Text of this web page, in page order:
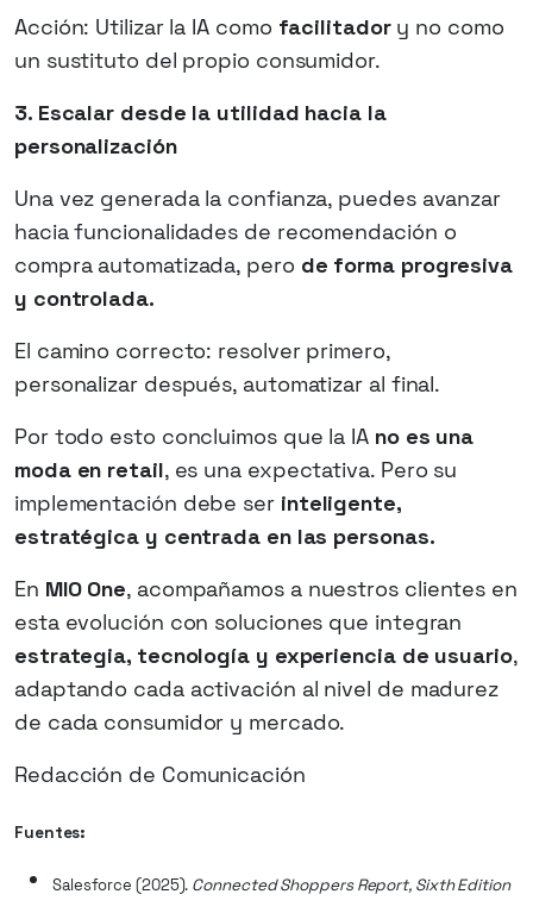
Acción: Utilizar la IA como facilitadory no como
un sustituto del propio consumidor.
3. Escalar desde la utilidad hacia la
personalización
Una vez generada la confianza, puedes avanzar
hacia funcionalidades de recomendación o
compra automatizada, pero de forma progresiva
y controlada.
El camino correcto: resolver primero,
personalizar después, automatizar al final.
Por todo esto concluimos que la IA no es una
moda en retail, es una expectativa. Pero su
implementación debe ser inteligente,
estratégica y centrada en las personas.
En MIO One, acompañamos a nuestros clientes en
esta evolución con soluciones que integran
estrategia, tecnología y experiencia de usuario,
adaptando cada activación al nivel de madurez
de cada consumidor y mercado.
Redacción de Comunicación
Fuentes:
Salesforce (2025). Connected Shoppers Report, Sixth Edition